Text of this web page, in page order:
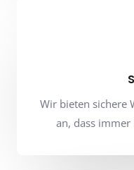
Wir bieten sichere
an, dass immer